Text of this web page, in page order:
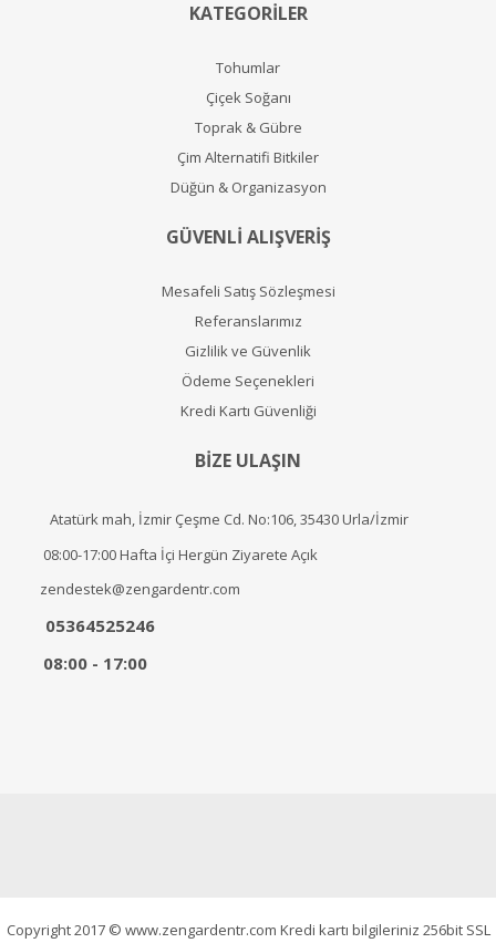
KATEGORİLER
Tohumlar
Çiçek Soğanı
Toprak & Gübre
Çim Alternatifi Bitkiler
Düğün & Organizasyon
GÜVENLİ ALIŞVERİŞ
Mesafeli Satış Sözleşmesi
Referanslarımız
Gizlilik ve Güvenlik
Ödeme Seçenekleri
Kredi Kartı Güvenliği
BİZE ULAŞIN
Atatürk mah, İzmir Çeşme Cd. No:106, 35430 Urla/İzmir
08:00-17:00 Hafta İçi Hergün Ziyarete Açık
zendestek@zengardentr.com
05364525246
08:00 - 17:00
Copyright 2017 © www.zengardentr.com Kredi kartı bilgileriniz 256bit SSL